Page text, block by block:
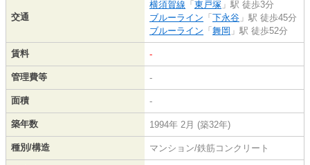
交通
横須賀線 「 東戸塚 」駅 徒歩3分
ブルーライン 「 下永谷 」駅 徒歩45分
ブルーライン 「 舞岡 」駅 徒歩52分
賃料 -
管理費等 -
面積 -
築年数 1994年 2月 (築32年)
種別/構造 マンション/鉄筋コンクリート